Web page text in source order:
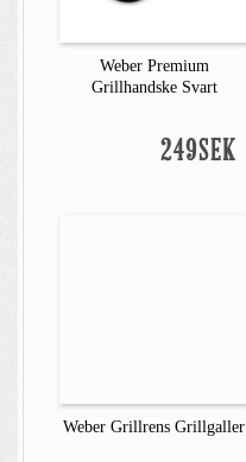
Weber Premium
Grillhandske Svart
249SEK
Weber Grillrens Grillgaller